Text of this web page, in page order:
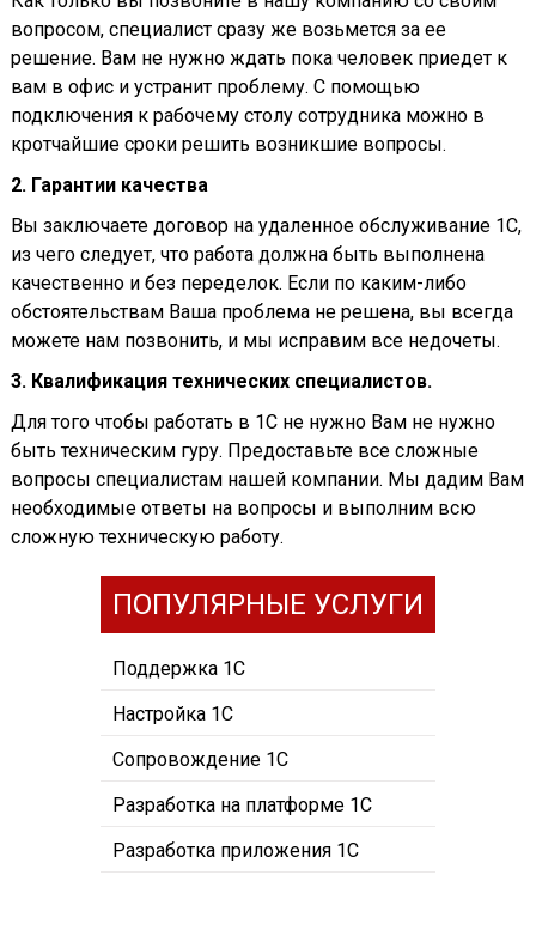
вопросом, специалист сразу же возьмется за ее
решение. Вам не нужно ждать пока человек приедет к
вам в офис и устранит проблему. С помощью
подключения к рабочему столу сотрудника можно в
кротчайшие сроки решить возникшие вопросы.
2. Гарантии качества
Вы заключаете договор на удаленное обслуживание 1С,
из чего следует, что работа должна быть выполнена
качественно и без переделок. Если по каким-либо
обстоятельствам Ваша проблема не решена, вы всегда
можете нам позвонить, и мы исправим все недочеты.
3. Квалификация технических специалистов.
Для того чтобы работать в 1С не нужно Вам не нужно
быть техническим гуру. Предоставьте все сложные
вопросы специалистам нашей компании. Мы дадим Вам
необходимые ответы на вопросы и выполним всю
сложную техническую работу.
ПОПУЛЯРНЫЕ УСЛУГИ
Поддержка 1С
Настройка 1С
Сопровождение 1С
Разработка на платформе 1С
Разработка приложения 1С